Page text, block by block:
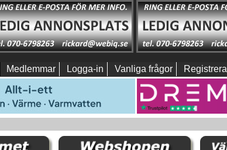
Medlemmar Logga-in Vanliga frågor Registrera